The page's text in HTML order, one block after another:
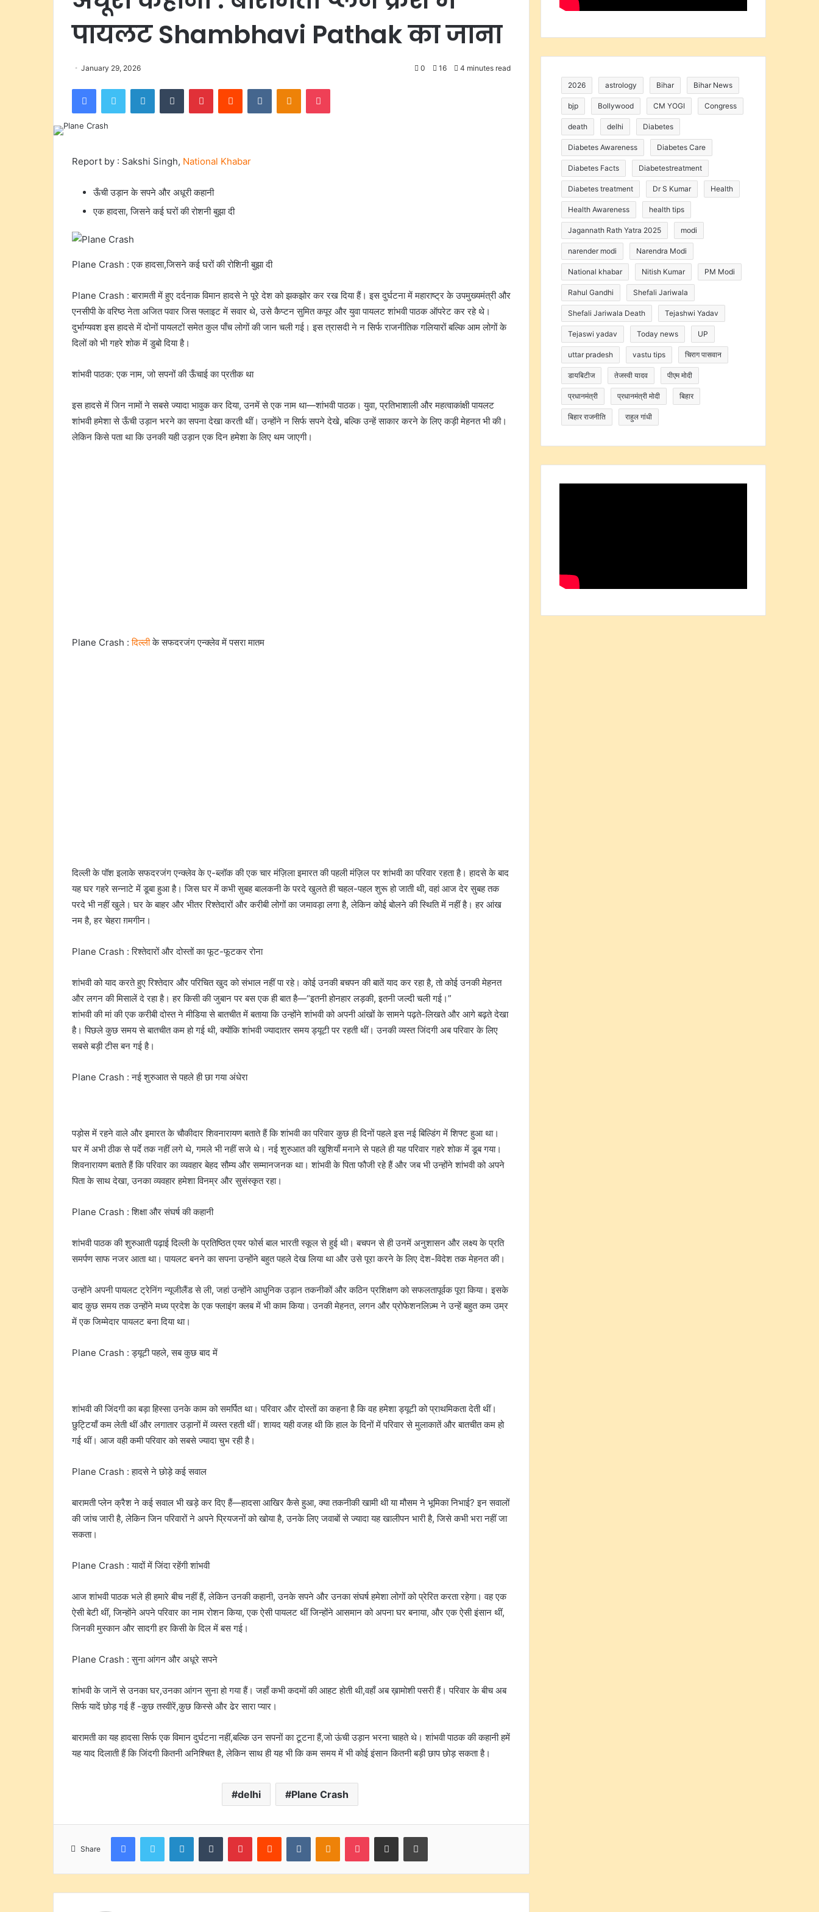
पायलट Shambhavi Pathak का जाना
January 29, 2026 0 16 4 minutes read
FacebookTwitter LinkedInTumblr PinterestReddit VKontakteOdnoklassniki
Pocket
Report by : Sakshi Singh, National Khabar
ऊँची उड़ान के सपने और अधूरी कहानी
एक हादसा, जिसने कई घरों की रोशनी बुझा दी
Plane Crash : एक हादसा,जिसने कई घरों की रोशिनी बुझा दी
Plane Crash : बारामती में हुए दर्दनाक विमान हादसे ने पूरे देश को झकझोर कर रख दिया हैं। इस दुर्घटना में महाराष्ट्र के उपमुख्यमंत्री और
एनसीपी के वरिष्ठ नेता अजित पवार जिस फ्लाइट में सवार थे, उसे कैप्टन सुमित कपूर और युवा पायलट शांभवी पाठक ऑपरेट कर रहे थे।
दुर्भाग्यवश इस हादसे में दोनों पायलटों समेत कुल पाँच लोगों की जान चली गई। इस त्रासदी ने न सिर्फ राजनीतिक गलियारों बल्कि आम लोगों के
दिलों को भी गहरे शोक में डुबो दिया है।
शांभवी पाठक: एक नाम, जो सपनों की ऊँचाई का प्रतीक था
इस हादसे में जिन नामों ने सबसे ज्यादा भावुक कर दिया, उनमें से एक नाम था—शांभवी पाठक। युवा, प्रतिभाशाली और महत्वाकांक्षी पायलट
शांभवी हमेशा से ऊँची उड़ान भरने का सपना देखा करती थीं। उन्होंने न सिर्फ सपने देखे, बल्कि उन्हें साकार करने के लिए कड़ी मेहनत भी की।
लेकिन किसे पता था कि उनकी यही उड़ान एक दिन हमेशा के लिए थम जाएगी।
Plane Crash :दिल्लीके सफदरजंग एन्क्लेव में पसरा मातम
दिल्ली के पॉश इलाके सफदरजंग एन्क्लेव के ए-ब्लॉक की एक चार मंज़िला इमारत की पहली मंज़िल पर शांभवी का परिवार रहता है। हादसे के बाद
यह घर गहरे सन्नाटे में डूबा हुआ है। जिस घर में कभी सुबह बालकनी के परदे खुलते ही चहल-पहल शुरू हो जाती थी, वहां आज देर सुबह तक
परदे भी नहीं खुले। घर के बाहर और भीतर रिश्तेदारों और करीबी लोगों का जमावड़ा लगा है, लेकिन कोई बोलने की स्थिति में नहीं है। हर आंख
नम है, हर चेहरा ग़मगीन।
Plane Crash : रिश्तेदारों और दोस्तों का फूट-फूटकर रोना
शांभवी को याद करते हुए रिश्तेदार और परिचित खुद को संभाल नहीं पा रहे। कोई उनकी बचपन की बातें याद कर रहा है, तो कोई उनकी मेहनत
और लगन की मिसालें दे रहा है। हर किसी की जुबान पर बस एक ही बात है—“इतनी होनहार लड़की, इतनी जल्दी चली गई।”
शांभवी की मां की एक करीबी दोस्त ने मीडिया से बातचीत में बताया कि उन्होंने शांभवी को अपनी आंखों के सामने पढ़ते-लिखते और आगे बढ़ते देखा
है। पिछले कुछ समय से बातचीत कम हो गई थी, क्योंकि शांभवी ज्यादातर समय ड्यूटी पर रहती थीं। उनकी व्यस्त जिंदगी अब परिवार के लिए
सबसे बड़ी टीस बन गई है।
Plane Crash : नई शुरुआत से पहले ही छा गया अंधेरा
पड़ोस में रहने वाले और इमारत के चौकीदार शिवनारायण बताते हैं कि शांभवी का परिवार कुछ ही दिनों पहले इस नई बिल्डिंग में शिफ्ट हुआ था।
घर में अभी ठीक से पर्दे तक नहीं लगे थे, गमले भी नहीं सजे थे। नई शुरुआत की खुशियाँ मनाने से पहले ही यह परिवार गहरे शोक में डूब गया।
शिवनारायण बताते हैं कि परिवार का व्यवहार बेहद सौम्य और सम्मानजनक था। शांभवी के पिता फौजी रहे हैं और जब भी उन्होंने शांभवी को अपने
पिता के साथ देखा, उनका व्यवहार हमेशा विनम्र और सुसंस्कृत रहा।
Plane Crash : शिक्षा और संघर्ष की कहानी
शांभवी पाठक की शुरुआती पढ़ाई दिल्ली के प्रतिष्ठित एयर फोर्स बाल भारती स्कूल से हुई थी। बचपन से ही उनमें अनुशासन और लक्ष्य के प्रति
समर्पण साफ नजर आता था। पायलट बनने का सपना उन्होंने बहुत पहले देख लिया था और उसे पूरा करने के लिए देश-विदेश तक मेहनत की।
उन्होंने अपनी पायलट ट्रेनिंग न्यूजीलैंड से ली, जहां उन्होंने आधुनिक उड़ान तकनीकों और कठिन प्रशिक्षण को सफलतापूर्वक पूरा किया। इसके
बाद कुछ समय तक उन्होंने मध्य प्रदेश के एक फ्लाइंग क्लब में भी काम किया। उनकी मेहनत, लगन और प्रोफेशनलिज़्म ने उन्हें बहुत कम उम्र
में एक जिम्मेदार पायलट बना दिया था।
Plane Crash : ड्यूटी पहले, सब कुछ बाद में
शांभवी की जिंदगी का बड़ा हिस्सा उनके काम को समर्पित था। परिवार और दोस्तों का कहना है कि वह हमेशा ड्यूटी को प्राथमिकता देती थीं।
छुट्टियाँ कम लेती थीं और लगातार उड़ानों में व्यस्त रहती थीं। शायद यही वजह थी कि हाल के दिनों में परिवार से मुलाकातें और बातचीत कम हो
गई थीं। आज वही कमी परिवार को सबसे ज्यादा चुभ रही है।
Plane Crash : हादसे ने छोड़े कई सवाल
बारामती प्लेन क्रैश ने कई सवाल भी खड़े कर दिए हैं—हादसा आखिर कैसे हुआ, क्या तकनीकी खामी थी या मौसम ने भूमिका निभाई? इन सवालों
की जांच जारी है, लेकिन जिन परिवारों ने अपने प्रियजनों को खोया है, उनके लिए जवाबों से ज्यादा यह खालीपन भारी है, जिसे कभी भरा नहीं जा
सकता।
Plane Crash : यादों में जिंदा रहेंगी शांभवी
आज शांभवी पाठक भले ही हमारे बीच नहीं हैं, लेकिन उनकी कहानी, उनके सपने और उनका संघर्ष हमेशा लोगों को प्रेरित करता रहेगा। वह एक
ऐसी बेटी थीं, जिन्होंने अपने परिवार का नाम रोशन किया, एक ऐसी पायलट थीं जिन्होंने आसमान को अपना घर बनाया, और एक ऐसी इंसान थीं,
जिनकी मुस्कान और सादगी हर किसी के दिल में बस गई।
Plane Crash : सुना आंगन और अधूरे सपने
शांभवी के जानें से उनका घर,उनका आंगन सुना हो गया हैं। जहाँ कभी कदमों की आहट होती थी,वहाँ अब ख़ामोशी पसरी हैं। परिवार के बीच अब
सिर्फ यादें छोड़ गई हैं -कुछ तस्वीरें,कुछ किस्से और ढेर सारा प्यार।
बारामती का यह हादसा सिर्फ एक विमान दुर्घटना नहीं,बल्कि उन सपनों का टूटना हैं,जो ऊंची उड़ान भरना चाहते थे। शांभवी पाठक की कहानी हमें
यह याद दिलाती हैं कि जिंदगी कितनी अनिश्चित है, लेकिन साथ ही यह भी कि कम समय में भी कोई इंसान कितनी बड़ी छाप छोड़ सकता है।
delhi Plane Crash
Share
FacebookTwitter LinkedInTumblr PinterestReddit VKontakteOdnoklassniki
Pocket Share via Email Print
2026 astrology Bihar Bihar News
bjp Bollywood CM YOGI Congress
death delhi Diabetes
Diabetes Awareness Diabetes Care
Diabetes Facts Diabetestreatment
Diabetes treatment Dr S Kumar Health
Health Awareness health tips
Jagannath Rath Yatra 2025 modi
narender modi Narendra Modi
National khabar Nitish Kumar PM Modi
Rahul Gandhi Shefali Jariwala
Shefali Jariwala Death Tejashwi Yadav
Tejaswi yadav Today news UP
uttar pradesh vastu tips चिराग पासवान
डायबिटीज तेजस्वी यादव पीएम मोदी
प्रधानमंत्री प्रधानमंत्री मोदी बिहार
बिहार राजनीति राहुल गांधी